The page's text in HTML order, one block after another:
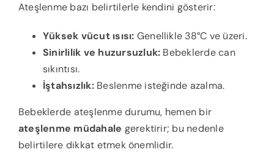
Ateşlenme bazı belirtilerle kendini gösterir:
Yüksek vücut ısısı: Genellikle 38°C ve üzeri.
Sinirlilik ve huzursuzluk: Bebeklerde can
sıkıntısı.
İştahsızlık:Beslenme isteğinde azalma.
Bebeklerde ateşlenme durumu, hemen bir
ateşlenme müdahale gerektirir; bu nedenle
belirtilere dikkat etmek önemlidir.